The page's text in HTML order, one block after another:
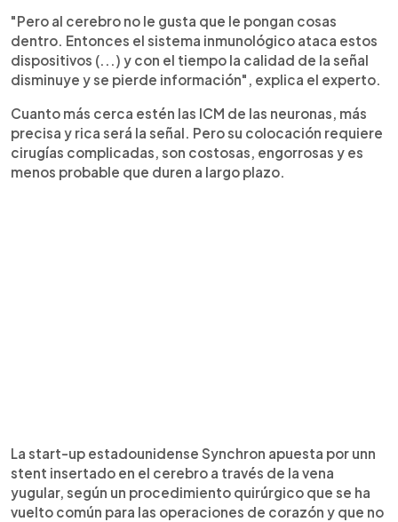
"Pero al cerebro no le gusta que le pongan cosas
dentro. Entonces el sistema inmunológico ataca estos
dispositivos (...) y con el tiempo la calidad de la señal
disminuye y se pierde información", explica el experto.
Cuanto más cerca estén las ICM de las neuronas, más
precisa y rica será la señal. Pero su colocación requiere
cirugías complicadas, son costosas, engorrosas y es
menos probable que duren a largo plazo.
La start-up estadounidense Synchron apuesta por unn
stent insertado en el cerebro a través de la vena
yugular, según un procedimiento quirúrgico que se ha
vuelto común para las operaciones de corazón y que no